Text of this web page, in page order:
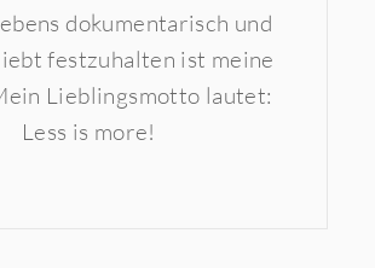
dokumentarisch und
festzuhalten ist meine
Lieblingsmotto lautet:
Less is more!